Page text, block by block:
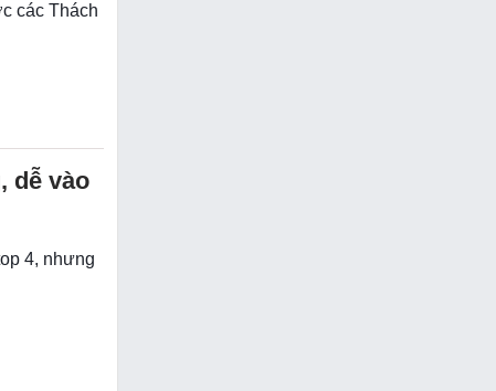
các Thách
dễ vào
4, nhưng